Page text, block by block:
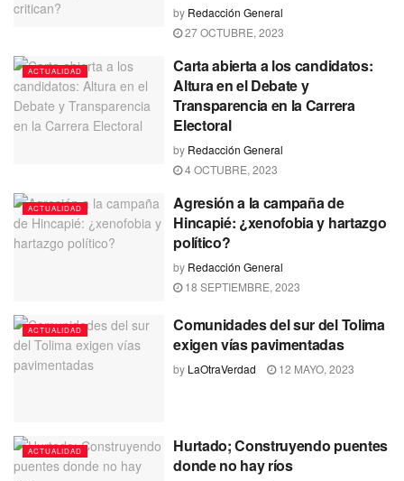
by Redacción General
27 OCTUBRE, 2023
ACTUALIDAD
Carta abierta a los candidatos:
Altura en el Debate y
Transparencia en la Carrera
Electoral
by Redacción General
4 OCTUBRE, 2023
ACTUALIDAD
Agresión a la campaña de
Hincapié: ¿xenofobia y hartazgo
político?
by Redacción General
18 SEPTIEMBRE, 2023
ACTUALIDAD
Comunidades del sur del Tolima
exigen vías pavimentadas
by LaOtraVerdad 12 MAYO, 2023
ACTUALIDAD
Hurtado; Construyendo puentes
donde no hay ríos